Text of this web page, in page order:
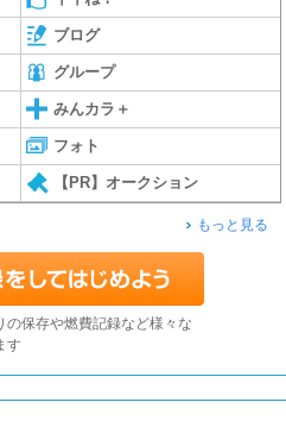
ブログ
グループ
みんカラ＋
フォト
【PR】オークション
もっと見る
の保存や燃費記録など様々な
す